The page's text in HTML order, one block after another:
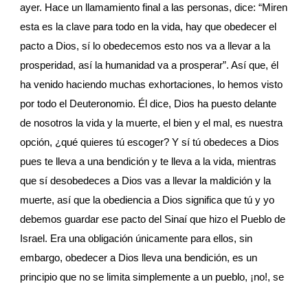
ayer. Hace un llamamiento final a las personas, dice: “Miren
esta es la clave para todo en la vida, hay que obedecer el
pacto a Dios, sí lo obedecemos esto nos va a llevar a la
prosperidad, así la humanidad va a prosperar”. Así que, él
ha venido haciendo muchas exhortaciones, lo hemos visto
por todo el Deuteronomio. Él dice, Dios ha puesto delante
de nosotros la vida y la muerte, el bien y el mal, es nuestra
opción, ¿qué quieres tú escoger? Y sí tú obedeces a Dios
pues te lleva a una bendición y te lleva a la vida, mientras
que sí desobedeces a Dios vas a llevar la maldición y la
muerte, así que la obediencia a Dios significa que tú y yo
debemos guardar ese pacto del Sinaí que hizo el Pueblo de
Israel. Era una obligación únicamente para ellos, sin
embargo, obedecer a Dios lleva una bendición, es un
principio que no se limita simplemente a un pueblo, ¡no!, se